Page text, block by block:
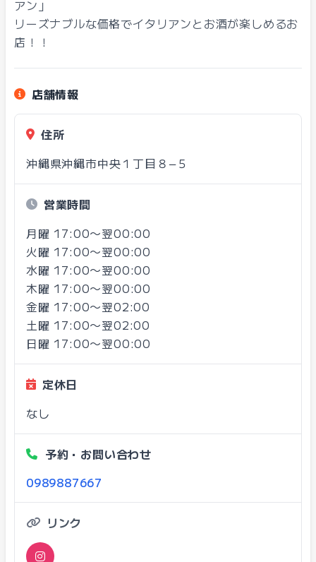
アン」
リーズナブルな価格でイタリアンとお酒が楽しめるお
店！！
店舗情報
住所
沖縄県沖縄市中央１丁目８−５
営業時間
月曜 17:00〜翌00:00
火曜 17:00〜翌00:00
水曜 17:00〜翌00:00
木曜 17:00〜翌00:00
金曜 17:00〜翌02:00
土曜 17:00〜翌02:00
日曜 17:00〜翌00:00
定休日
なし
予約・お問い合わせ
0989887667
リンク